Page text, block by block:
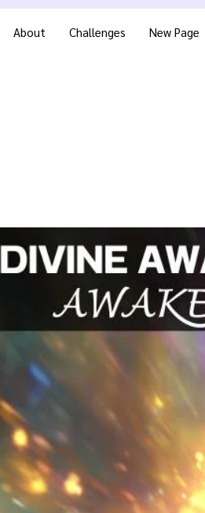
About Challenges New Page